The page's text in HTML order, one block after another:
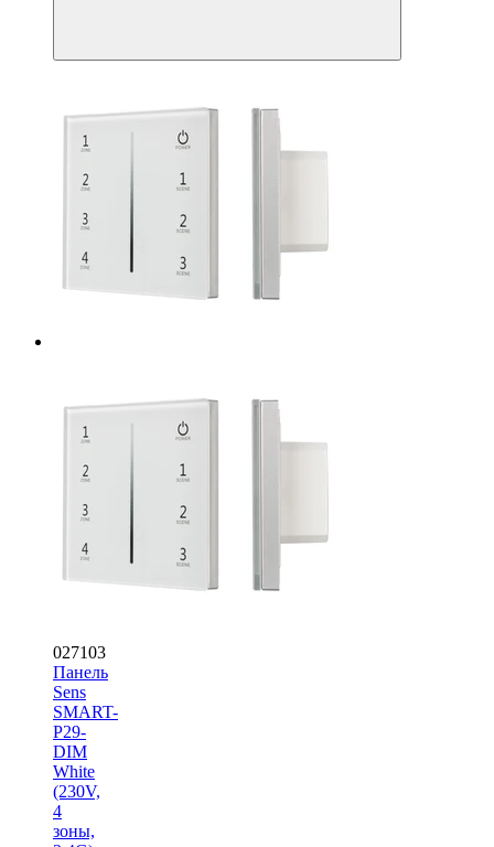
027103
Панель
Sens
SMART-
P29-
DIM
White
(230V,
4
зоны,